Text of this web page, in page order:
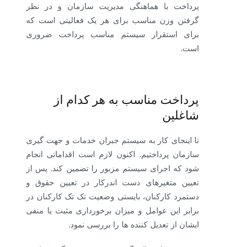
پرداخت با هماهنگی مدیریت سازمان و در نظر
گرفتن وزن مناسب برای هر یک فعالیتی است که
برای استقرار سیستم مناسب پرداخت ضروری
است.
پرداخت مناسب به هر کدام از
شاغلین
تا اینجای کار به سیستم جبران خدمات و جهت گیری
سازمان پرداختیم. اکنون لازم است اقداماتی انجام
شود که اجرای سیستم مزبور را تضمین کند. پس از
تعیین متغیرهای دست اندرکار در تعیین حقوق و
دستمزد کارکنان، بایستی وضعیت تک تک کارکنان در
برابر این عوامل و میزان برخورداری مثبت یا منفی
ایشان از تعدیل کننده ها را بررسی نمود.